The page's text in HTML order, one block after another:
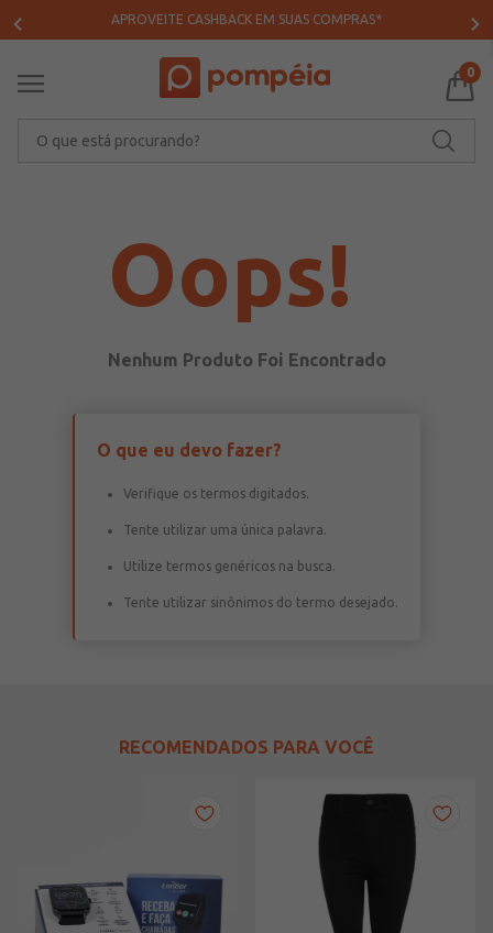
APROVEITE CASHBACK EM SUAS COMPRAS*
0
Oops!
O que eu devo fazer?
Verifique os termos digitados.
Tente utilizar uma única palavra.
Utilize termos genéricos na busca.
Tente utilizar sinônimos do termo desejado.
RECOMENDADOS PARA VOCÊ